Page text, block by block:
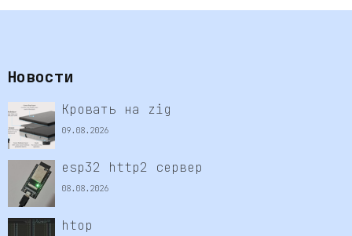
Новости
Кровать на zig
09.08.2026
esp32 http2 сервер
08.08.2026
htop